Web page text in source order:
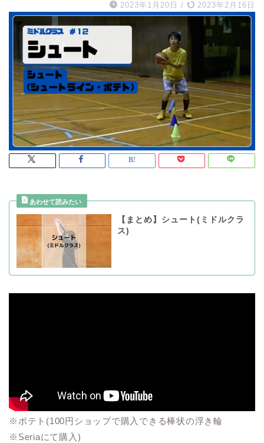
2023年1月20日 / 2023年2月16日
【まとめ】シュート(ミドルクラ
ス)
※ポテト(100円ショップで購入できる棒状の浮き輪
※Seriaにて購入)